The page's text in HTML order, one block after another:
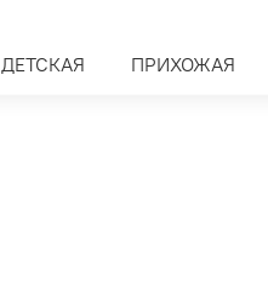
ДЕТСКАЯ ПРИХОЖАЯ